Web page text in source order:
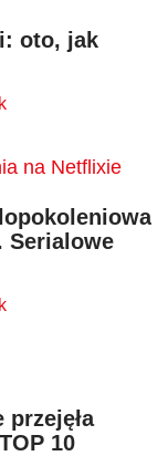
oto, jak
Serialowe
przejęła
10